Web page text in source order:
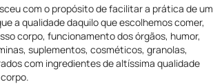
com o propósito de facilitar a prática de um
a qualidade daquilo que escolhemos comer,
corpo, funcionamento dos órgãos, humor,
suplementos, cosméticos, granolas,
com ingredientes de altíssima qualidade